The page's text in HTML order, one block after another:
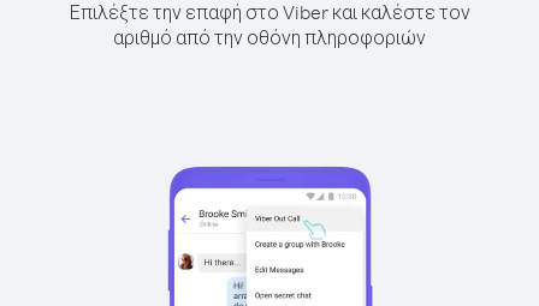
Επιλέξτε την επαφή στο Viber και καλέστε τον
αριθμό από την οθόνη πληροφοριών